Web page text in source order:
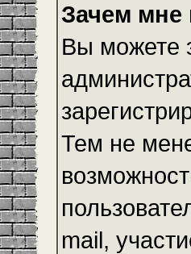
Зачем мне
Вы можете
Тем не
mail,